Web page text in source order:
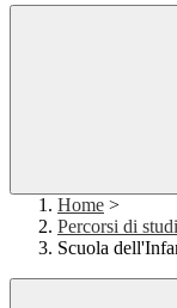
Home >
Percorsi di
Scuola